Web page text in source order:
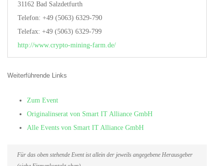
31162 Bad Salzdetfurth
Telefon: +49 (5063) 6329-790
Telefax: +49 (5063) 6329-799
http://www.crypto-mining-farm.de/
Weiterführende Links
Zum Event
Originalinserat von Smart IT Alliance GmbH
Alle Events von Smart IT Alliance GmbH
Für das oben stehende Event ist allein der jeweils angegebene Herausgeber